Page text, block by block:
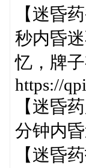
【迷昏
秒内昏
忆，牌
https://
【迷昏
分钟内
【迷昏